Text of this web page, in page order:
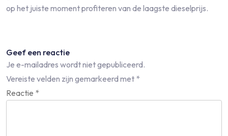
op het juiste moment profiteren van de laagste dieselprijs.
Geef een reactie
Je e-mailadres wordt niet gepubliceerd.
Vereiste velden zijn gemarkeerd met *
Reactie *